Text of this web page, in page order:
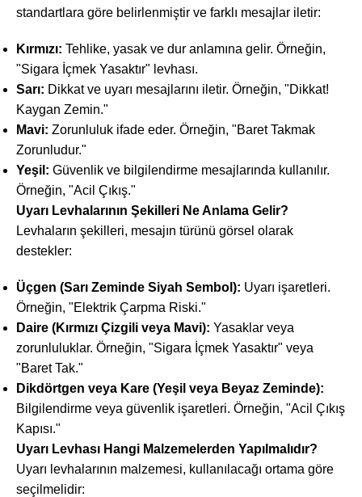
standartlara göre belirlenmiştir ve farklı mesajlar iletir:
Kırmızı: Tehlike, yasak ve dur anlamına gelir. Örneğin,
"Sigara İçmek Yasaktır" levhası.
Sarı: Dikkat ve uyarı mesajlarını iletir. Örneğin, "Dikkat!
Kaygan Zemin."
Mavi: Zorunluluk ifade eder. Örneğin, "Baret Takmak
Zorunludur."
Yeşil: Güvenlik ve bilgilendirme mesajlarında kullanılır.
Örneğin, "Acil Çıkış."
Uyarı Levhalarının Şekilleri Ne Anlama Gelir?
Levhaların şekilleri, mesajın türünü görsel olarak
destekler:
Üçgen (Sarı Zeminde Siyah Sembol): Uyarı işaretleri.
Örneğin, "Elektrik Çarpma Riski."
Daire (Kırmızı Çizgili veya Mavi): Yasaklar veya
zorunluluklar. Örneğin, "Sigara İçmek Yasaktır" veya
"Baret Tak."
Dikdörtgen veya Kare (Yeşil veya Beyaz Zeminde):
Bilgilendirme veya güvenlik işaretleri. Örneğin, "Acil Çıkış
Kapısı."
Uyarı Levhası Hangi Malzemelerden Yapılmalıdır?
Uyarı levhalarının malzemesi, kullanılacağı ortama göre
seçilmelidir: